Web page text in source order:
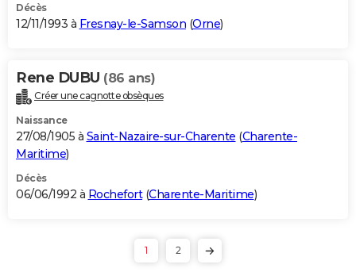
Décès
12/11/1993 à Fresnay-le-Samson (Orne)
Rene DUBU (86 ans)
Créer une cagnotte obsèques
Naissance
27/08/1905 à Saint-Nazaire-sur-Charente (Charente-
Maritime)
Décès
06/06/1992 à Rochefort(Charente-Maritime)
1 2